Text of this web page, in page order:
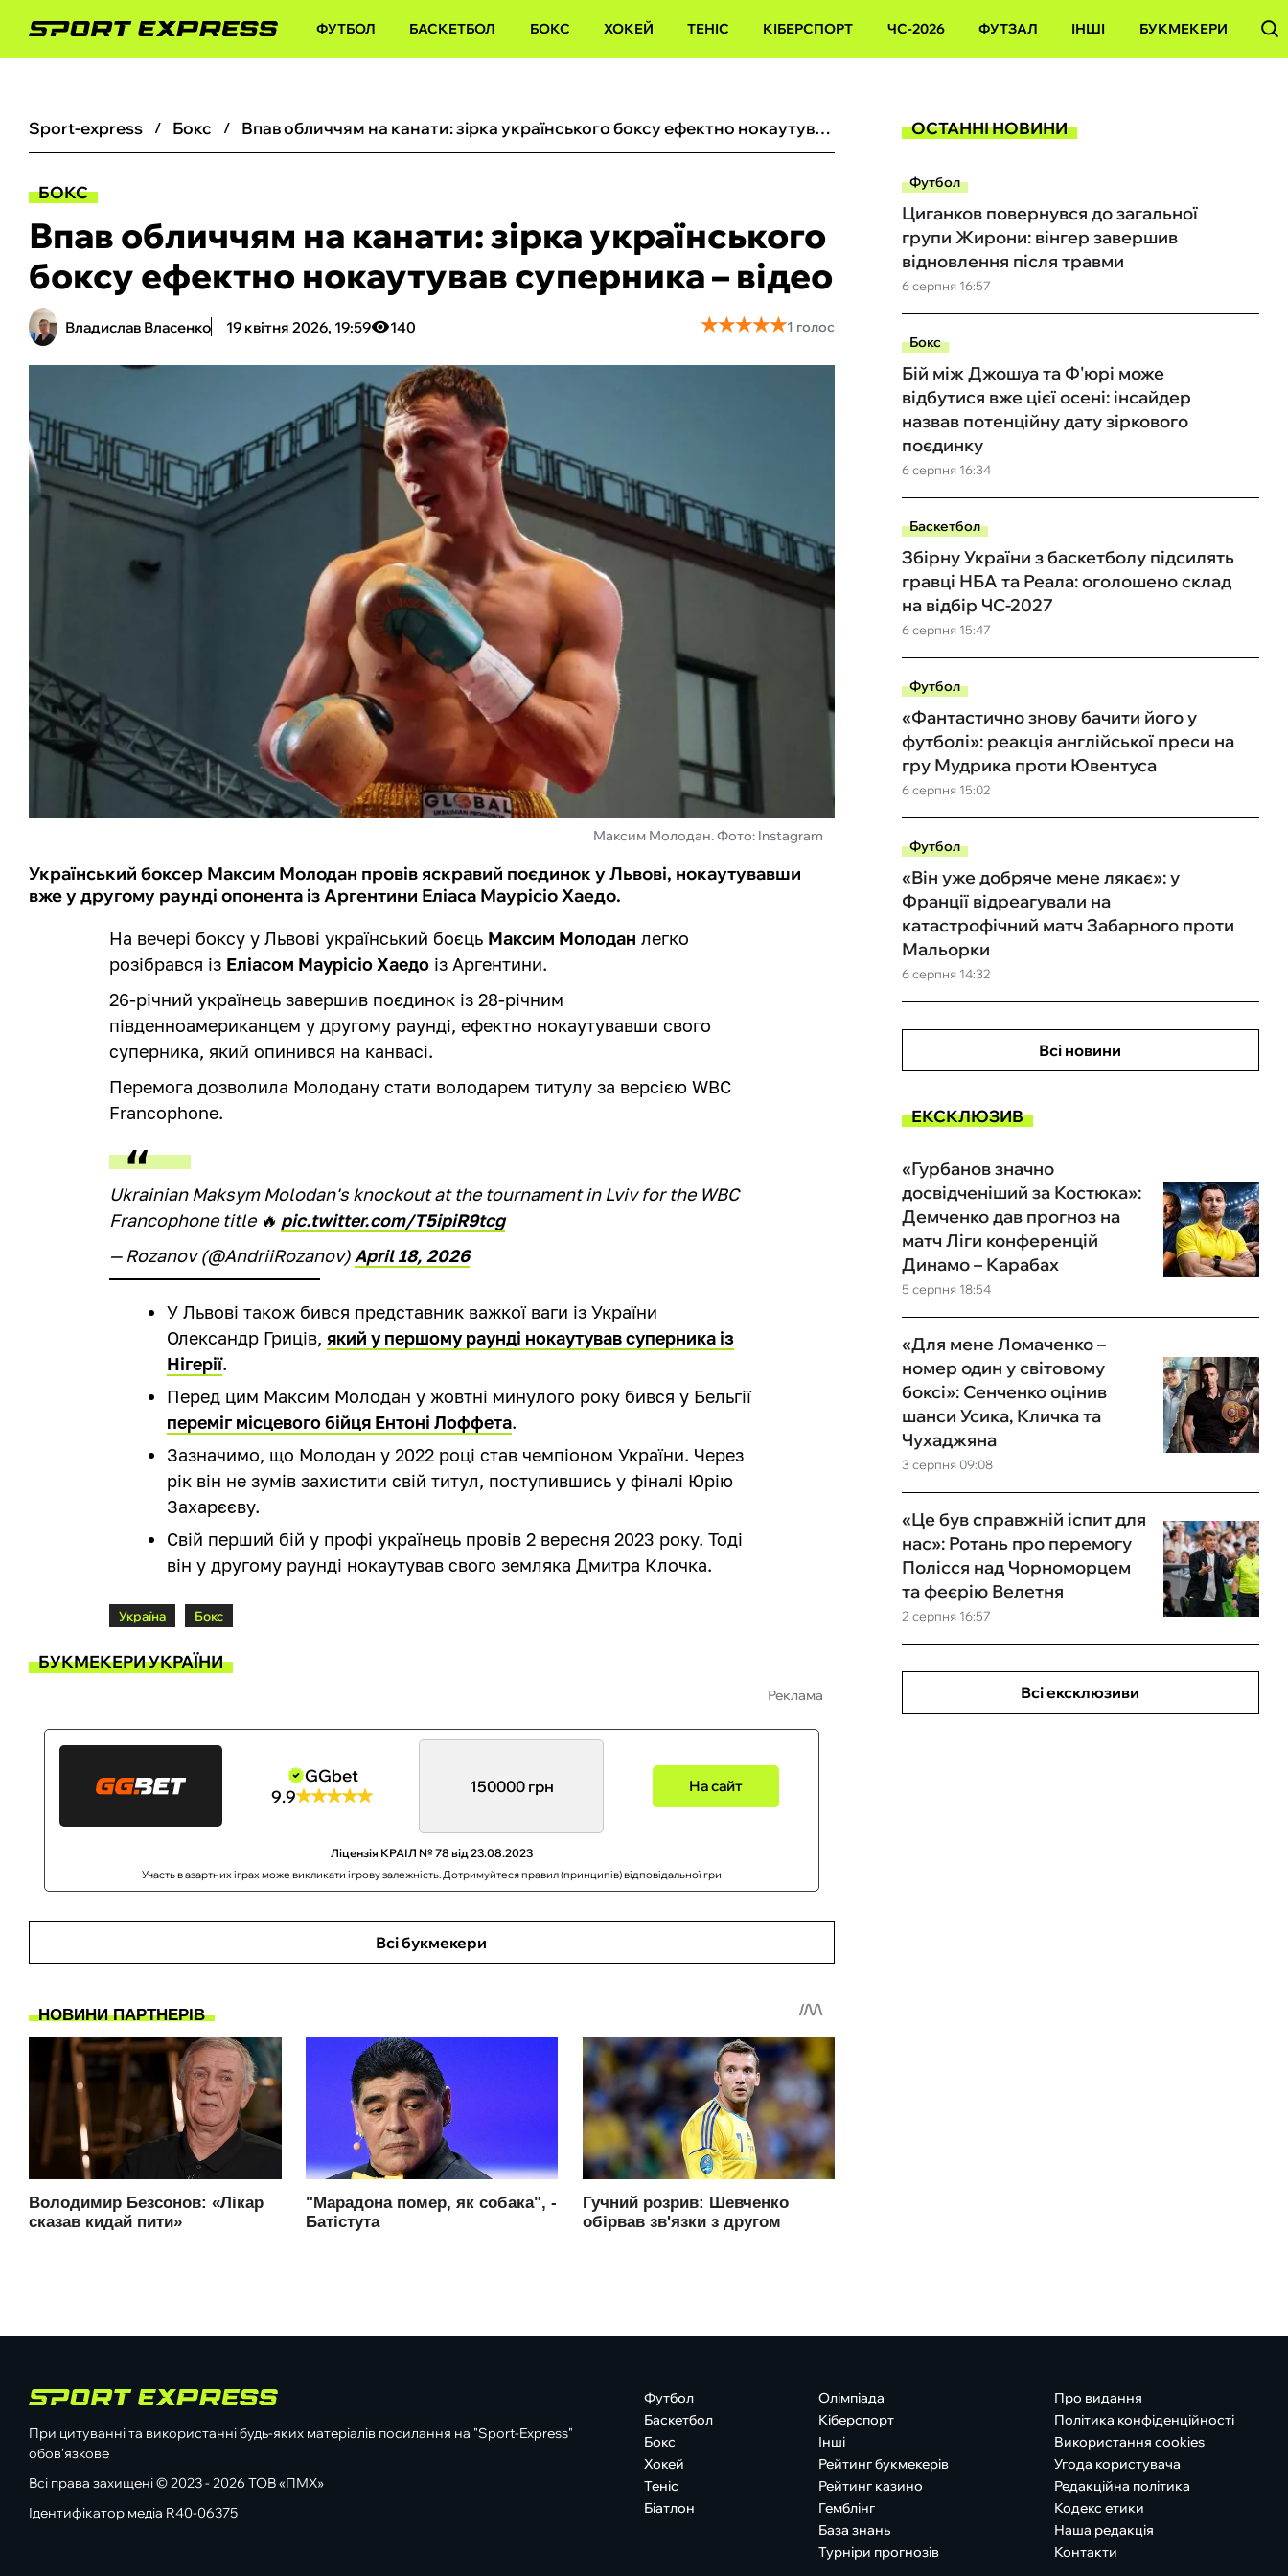
ФУТБОЛ БАСКЕТБОЛ БОКС ХОКЕЙ ТЕНІС КІБЕРСПОРТ ЧС-2026 ФУТЗАЛ ІНШІ БУКМЕКЕРИ
sport-express бокс Впав обличчям на канати: зірка українського боксу ефектно нокаутував суперника – відео
БОКС
Впав обличчям на канати: зірка українського
боксу ефектно нокаутував суперника – відео
Владислав Власенко 19 квітня 2026, 19:59 140 ★★★★★
★★★★★1 голос
Максим Молодан. Фото: Instagram
Український боксер Максим Молодан провів яскравий поєдинок у Львові, нокаутувавши
вже у другому раунді опонента із Аргентини Еліаса Маурісіо Хаедо.
На вечері боксу у Львові український боєць Максим Молодан легко
розібрався із Еліасом Маурісіо Хаедо із Аргентини.
26-річний українець завершив поєдинок із 28-річним
південноамериканцем у другому раунді, ефектно нокаутувавши свого
суперника, який опинився на канвасі.
Перемога дозволила Молодану стати володарем титулу за версією WBC
Francophone.
Ukrainian Maksym Molodan's knockout at the tournament in Lviv for the WBC
Francophone title 🔥 pic.twitter.com/T5ipiR9tcg
— Rozanov (@AndriiRozanov) April 18, 2026
У Львові також бився представник важкої ваги із України
Олександр Гриців, який у першому раунді нокаутував суперника із
Нігерії.
Перед цим Максим Молодан у жовтні минулого року бився у Бельгії
переміг місцевого бійця Ентоні Лоффета.
Зазначимо, що Молодан у 2022 році став чемпіоном України. Через
рік він не зумів захистити свій титул, поступившись у фіналі Юрію
Захарєєву.
Свій перший бій у профі українець провів 2 вересня 2023 року. Тоді
він у другому раунді нокаутував свого земляка Дмитра Клочка.
Україна Бокс
БУКМЕКЕРИ УКРАЇНИ
Реклама
GGbet
9.9
150000 грн На сайт
Ліцензія КРАІЛ № 78 від 23.08.2023
Участь в азартних іграх може викликати ігрову залежність. Дотримуйтеся правил (принципів) відповідальної гри
Всі букмекери
ОСТАННІ НОВИНИ
Футбол
6 серпня 16:57
Циганков повернувся до загальної
групи Жирони: вінгер завершив
відновлення після травми
Бокс
6 серпня 16:34
Бій між Джошуа та Ф'юрі може
відбутися вже цієї осені: інсайдер
назвав потенційну дату зіркового
поєдинку
Баскетбол
6 серпня 15:47
Збірну України з баскетболу підсилять
гравці НБА та Реала: оголошено склад
на відбір ЧС-2027
Футбол
6 серпня 15:02
«Фантастично знову бачити його у
футболі»: реакція англійської преси на
гру Мудрика проти Ювентуса
Футбол
6 серпня 14:32
«Він уже добряче мене лякає»: у
Франції відреагували на
катастрофічний матч Забарного проти
Мальорки
Всі новини
ЕКСКЛЮЗИВ
5 серпня 18:54
«Гурбанов значно
досвідченіший за Костюка»:
Демченко дав прогноз на
матч Ліги конференцій
Динамо – Карабах
3 серпня 09:08
«Для мене Ломаченко –
номер один у світовому
боксі»: Сенченко оцінив
шанси Усика, Кличка та
Чухаджяна
2 серпня 16:57
«Це був справжній іспит для
нас»: Ротань про перемогу
Полісся над Чорноморцем
та феєрію Велетня
Всі ексклюзиви
При цитуванні та використанні будь-яких матеріалів посилання на "Sport-Express"
обов'язкове
Всі права захищені © 2023 - 2026 ТОВ «ПМХ»
Ідентифікатор медіа R40-06375
Футбол
Баскетбол
Бокс
Хокей
Теніс
Біатлон
Олімпіада
Кіберспорт
Інші
Рейтинг букмекерів
Рейтинг казино
Гемблінг
База знань
Турніри прогнозів
Про видання
Політика конфіденційності
Використання cookies
Угода користувача
Редакційна політика
Кодекс етики
Наша редакція
Контакти